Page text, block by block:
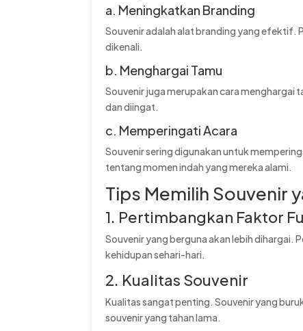
a. Meningkatkan Branding
Souvenir adalah alat branding yang efektif.
dikenali.
b. Menghargai Tamu
Souvenir juga merupakan cara menghargai
dan diingat.
c. Memperingati Acara
Souvenir sering digunakan untuk
tentang momen indah yang mereka alami.
Tips Memilih Souvenir
1. Pertimbangkan Faktor
Souvenir yang berguna akan lebih
kehidupan sehari-hari.
2. Kualitas Souvenir
Kualitas sangat penting. Souvenir yang
souvenir yang tahan lama.